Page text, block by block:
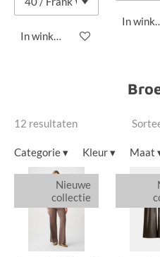
In winkelwagen
In
12 resultaten
Categorie▾ Kleur▾ Maat
Nieuwe
collectie